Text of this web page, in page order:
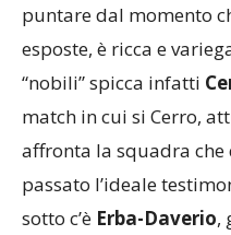
puntare dal momento
esposte, è ricca e
“nobili” spicca infatti
match in cui si Cerro,
affronta la squadra
passato l’ideale
sotto c’è Erba-Daverio,